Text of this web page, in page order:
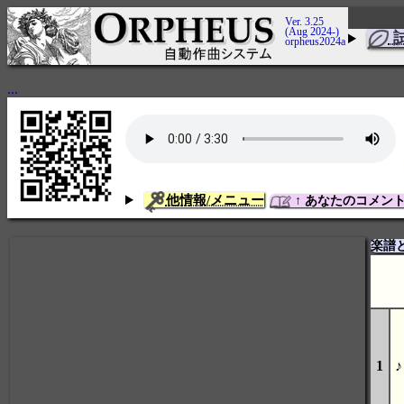
Ver. 3.25
(Aug 2024-)
orpheus2024a
...
他情報/メニュー ↑ あなたのコメン
楽譜
1 ♪